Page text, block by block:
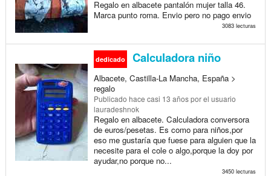
Regalo en albacete pantalón mujer talla 46.
Marca punto roma. Envio pero no pago envio
3083 lecturas
dedicado Calculadora niño
Albacete, Castilla-La Mancha, España >
regalo
Publicado hace casi 13 añospor el usuario
lauradeshnok
Regalo en albacete. Calculadora conversora
de euros/pesetas. Es como para niños,por
eso me gustaría que fuese para alguien que la
necesite para el cole o algo,porque la doy por
ayudar,no porque no...
3450 lecturas